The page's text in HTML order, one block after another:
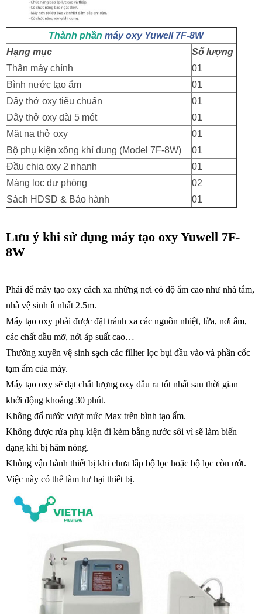
Thành phần máy oxy Yuwell 7F-8W
Hạng mục
Số lượng
Thân máy chính
01
Bình nước tạo ẩm
01
Dây thở oxy tiêu chuẩn
01
Dây thở oxy dài 5 mét
01
Mặt nạ thở oxy
01
Bộ phụ kiện xông khí dung (Model 7F-8W)
01
Đầu chia oxy 2 nhanh
01
Màng lọc dự phòng
02
Sách HDSD & Bảo hành
01
Lưu ý khi sử dụng máy tạo oxy Yuwell 7F-
8W
Phải để máy tạo oxy cách xa những nơi có độ ẩm cao như nhà tắm,
nhà vệ sinh ít nhất 2.5m.
Máy tạo oxy phải được đặt tránh xa các nguồn nhiệt, lửa, nơi ẩm,
các chất dầu mỡ, nới áp suất cao…
Thường xuyên vệ sinh sạch các fillter lọc bụi đầu vào và phần cốc
tạm ẩm của máy.
Máy tạo oxy sẽ đạt chất lượng oxy đầu ra tốt nhất sau thời gian
khởi động khoảng 30 phút.
Không đổ nước vượt mức Max trên bình tạo ẩm.
Không được rửa phụ kiện đi kèm bằng nước sôi vì sẽ làm biến
dạng khi bị hâm nóng.
Không vận hành thiết bị khi chưa lắp bộ lọc hoặc bộ lọc còn ướt.
Việc này có thể làm hư hại thiết bị.